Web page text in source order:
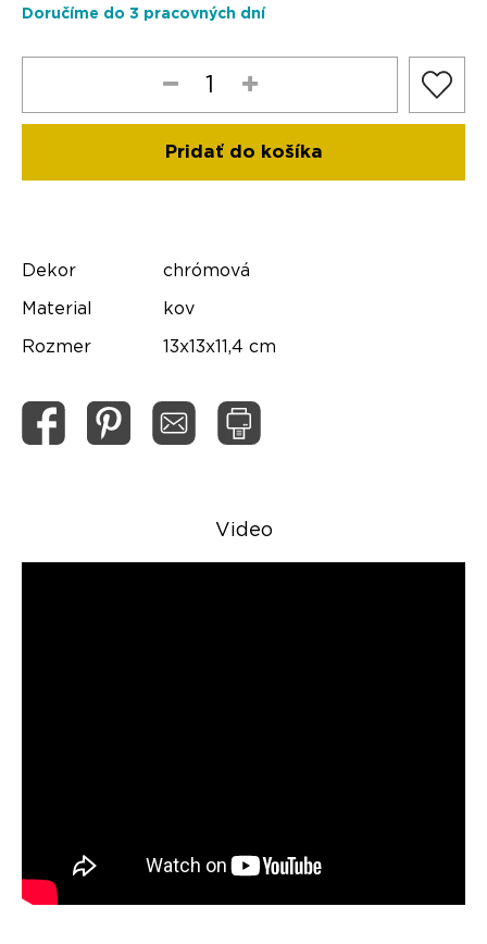
Doručíme do 3 pracovných dní
Dekor chrómová
Material kov
Rozmer 13x13x11,4 cm
Video